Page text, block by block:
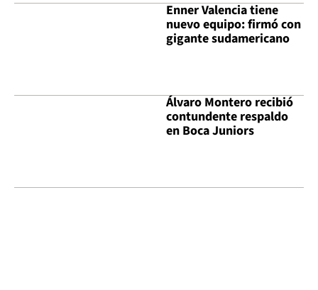
Enner Valencia tiene
nuevo equipo: firmó con
gigante sudamericano
Álvaro Montero recibió
contundente respaldo
en Boca Juniors